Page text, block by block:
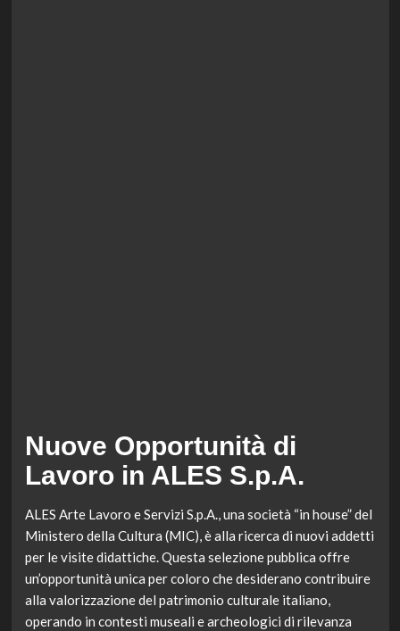
Nuove Opportunità di
Lavoro in ALES S.p.A.
ALES Arte Lavoro e Servizi S.p.A., una società “in house” del
Ministero della Cultura (MIC), è alla ricerca di nuovi addetti
per le visite didattiche. Questa selezione pubblica offre
un’opportunità unica per coloro che desiderano contribuire
alla valorizzazione del patrimonio culturale italiano,
operando in contesti museali e archeologici di rilevanza